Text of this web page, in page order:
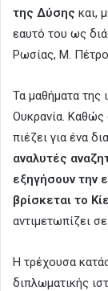
της Δύσης και,
εαυτό του ως
Ρωσίας, Μ.
Τα μαθήματα της
Ουκρανία.
πιέζει για ένα
αναλυτές
εξηγήσουν την
βρίσκεται το
αντιμετωπίζει
Η τρέχουσα
διπλωματικής